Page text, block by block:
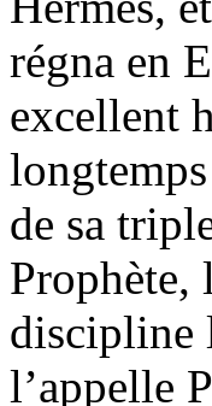
régna en
excellent
de sa
Prophète,
discipline
l’appelle